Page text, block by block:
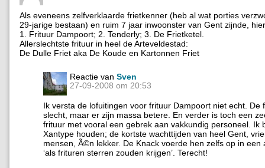
Als eveneens zelfverklaarde frietkenner (heb al wat porties
29-jarige bestaan) en ruim 7 jaar inwoonster van Gent zijnde,
1. Frituur Dampoort; 2. Tenderly; 3. De Frietketel.
Allerslechtste frituur in heel de Arteveldestad:
De Dulle Friet aka De Koude en Kartonnen Friet
Reactie van Sven
27-09-2008 om 20:53
Ik versta de lofuitingen voor frituur Dampoort niet echt. De
slecht, maar er zijn massa betere. En verder is toch een
frituur met vooral een gebrek aan vakkundig personeel. Ik
Xantype houden; de kortste wachttijden van heel Gent,
mensen, Ã©n lekker. De Knack voerde hen zelfs op in een
‘als frituren sterren zouden krijgen’. Terecht!